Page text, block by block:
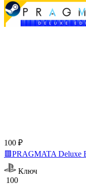
100 ₽
🟥PRAGMATA
Ключ
100